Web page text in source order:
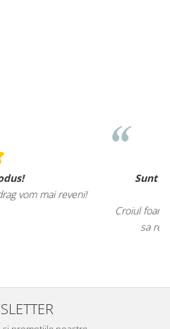
incantata de ele, materialele
sunt foarte calitative,
am ramas placut impresionata, abia
comenzi si sa incerc si alte produse.